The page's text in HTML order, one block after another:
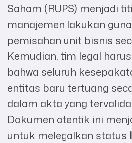
Saham (RUPS) menjadi
manajemen lakukan
pemisahan unit bisnis
Kemudian, tim legal
bahwa seluruh
entitas baru tertuang
dalam akta yang
Dokumen otentik ini
untuk melegalkan status